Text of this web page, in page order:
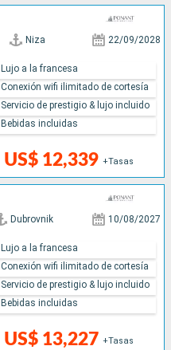
Niza 22/09/2028
US$ 12,339 +Tasas
Lujo a la francesa
Conexión wifi ilimitado de cortesía
Servicio de prestigio & lujo incluido
Bebidas incluidas
Dubrovnik 10/08/2027
US$ 13,227 +Tasas
Lujo a la francesa
Conexión wifi ilimitado de cortesía
Servicio de prestigio & lujo incluido
Bebidas incluidas